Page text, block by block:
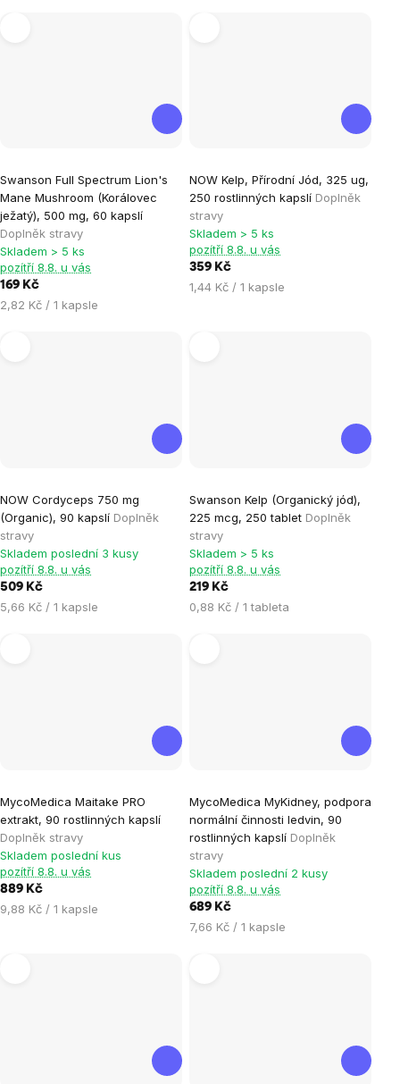
Swanson Full Spectrum Lion's
Mane Mushroom (Korálovec
ježatý), 500 mg, 60 kapslí
Doplněk stravy
hodnocení
produktu
je
5,0
z
Skladem > 5 ks
pozítří 8.8. u vás
169 Kč
Měrná
2,82 Kč / 1 kapsle
NOW Kelp, Přírodní Jód, 325 ug,
250 rostlinných kapslí Doplněk
stravy
hodnocení
produktu
je
4,3
z
5
Skladem > 5 ks
pozítří 8.8. u vás
359 Kč
Měrná
1,44 Kč / 1 kapsle
NOW Cordyceps 750 mg
(Organic), 90 kapslí Doplněk
stravy
Skladem poslední 3 kusy
pozítří 8.8. u vás
509 Kč
Měrná
5,66 Kč / 1 kapsle
Swanson Kelp (Organický jód),
225 mcg, 250 tablet Doplněk
stravy
Skladem > 5 ks
pozítří 8.8. u vás
219 Kč
Měrná
0,88 Kč / 1 tableta
MycoMedica Maitake PRO
extrakt, 90 rostlinných kapslí
Doplněk stravy
Skladem poslední kus
pozítří 8.8. u vás
889 Kč
Měrná
9,88 Kč / 1 kapsle
MycoMedica MyKidney, podpora
normální činnosti ledvin, 90
rostlinných kapslí Doplněk
stravy
Skladem poslední 2 kusy
pozítří 8.8. u vás
689 Kč
Měrná
7,66 Kč / 1 kapsle